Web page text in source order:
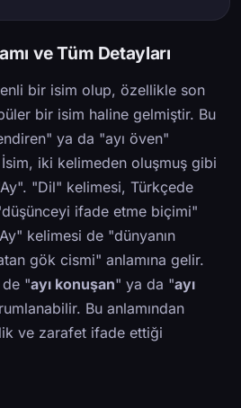
ve Tüm Detayları
bir isim olup, özellikle son
bir isim haline gelmiştir. Bu
ya da "ayı öven"
iki kelimeden oluşmuş gibi
"Dil" kelimesi, Türkçede
ifade etme biçimi"
kelimesi de "dünyanın
gök cismi" anlamına gelir.
"ayı konuşan" ya da "ayı
Bu anlamından
ve zarafet ifade ettiği